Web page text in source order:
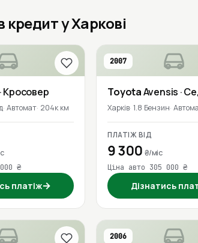
кредит у Харкові
· Кросовер
Автомат 204к км
₴
платіж→
2007
ToyotaAvensis ·
Харків 1.8 Бензин
ПЛАТІЖ ВІД
9 300 ₴/міс
Ціна авто 305 000 ₴
Дізнатись
2006